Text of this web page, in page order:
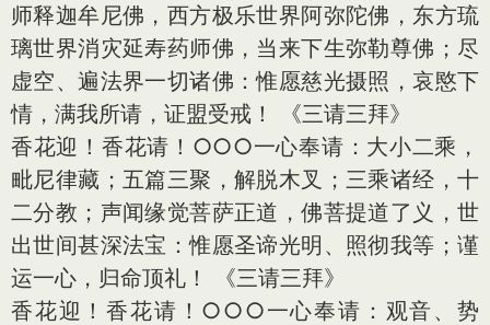
师释迦牟尼佛，西方极乐世界阿弥陀佛，东方琉
璃世界消灾延寿药师佛，当来下生弥勒尊佛；尽
虚空、遍法界一切诸佛：惟愿慈光摄照，哀愍下
情，满我所请，证盟受戒！ 《三请三拜》
香花迎！香花请！○○○一心奉请：大小二乘，
毗尼律藏；五篇三聚，解脱木叉；三乘诸经，十
二分教；声闻缘觉菩萨正道，佛菩提道了义，世
出世间甚深法宝：惟愿圣谛光明、照彻我等；谨
运一心，归命顶礼！ 《三请三拜》
香花迎！香花请！○○○一心奉请：观音、势